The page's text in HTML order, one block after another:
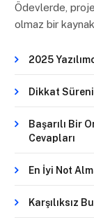
Ödevlerde,
olmaz bir
2025
Dikkat
Başarılı Bir
Cevapları
En İyi Not
Karşılıksız